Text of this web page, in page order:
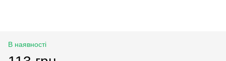
В наявності